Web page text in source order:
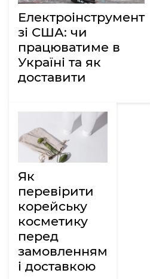
Електроінструмент
зі США: чи
працюватиме в
Україні та як
доставити
Як
перевірити
корейську
косметику
перед
замовленням
і доставкою